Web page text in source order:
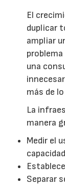
El
duplicar
ampliar
una
más de
La
manera
Medir el
Separar